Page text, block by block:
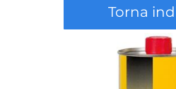
Torna